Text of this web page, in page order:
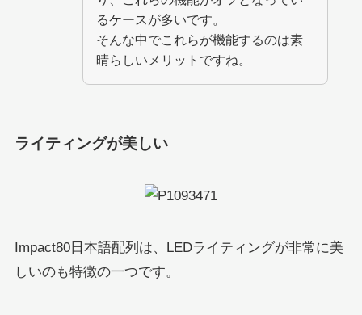
るケースが多いです。
そんな中でこれらが機能するのは素
晴らしいメリットですね。
ライティングが美しい
Impact80日本語配列は、LEDライティングが非常に美
しいのも特徴の一つです。